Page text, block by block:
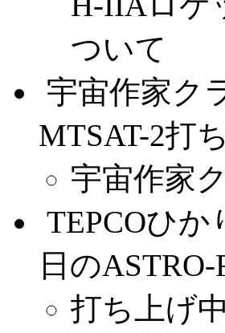
ついて
宇宙作家ク
MTSAT-2打
宇宙作家
TEPCOひか
日の
打ち上げ